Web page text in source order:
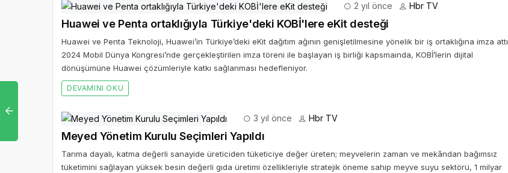
2 yıl önce Hbr TV
Huawei ve Penta ortaklığıyla Türkiye'deki KOBİ'lere eKit desteği
Huawei ve Penta Teknoloji, Huawei’in Türkiye’deki eKit dağıtım ağının genişletilmesine yönelik bir iş ortaklığına imza attı
2024 Mobil Dünya Kongresi’nde gerçekleştirilen imza töreni ile başlayan iş birliği kapsmaında, KOBİ’lerin dijital
dönüşümüne Huawei çözümleriyle katkı sağlanması hedefleniyor.
DEVAMINI OKU
3 yıl önce Hbr TV
Meyed Yönetim Kurulu Seçimleri Yapıldı
Tarıma dayalı, katma değerli sanayide üreticiden tüketiciye değer üreten; meyvelerin zaman ve mekândan bağımsız
tüketimini sağlayan yüksek besin değerli gıda üretimi özellikleriyle stratejik öneme sahip meyve suyu sektörü, 1 milyar